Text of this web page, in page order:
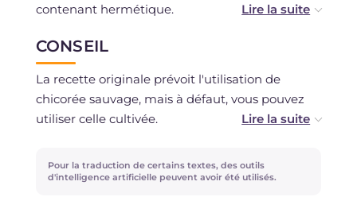
contenant hermétique.
La purée de fèves peut être congelée.
CONSEIL
La recette originale prévoit l'utilisation de
chicorée sauvage, mais à défaut, vous pouvez
utiliser celle cultivée.
Le miel confère une rondeur à la purée de fèves
: il est préférable de choisir celui d'acacia car il
Pour la traduction de certains textes, des outils
d'intelligence artificielle peuvent avoir été utilisés.